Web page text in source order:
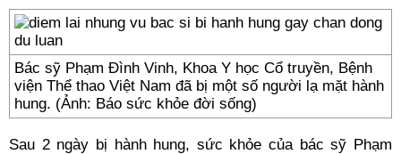
Bác sỹ Phạm Đình Vinh, Khoa Y học Cổ truyền, Bệnh
viện Thể thao Việt Nam đã bị một số người lạ mặt hành
hung. (Ảnh: Báo sức khỏe đời sống)
Sau 2 ngày bị hành hung, sức khỏe của bác sỹ Phạm